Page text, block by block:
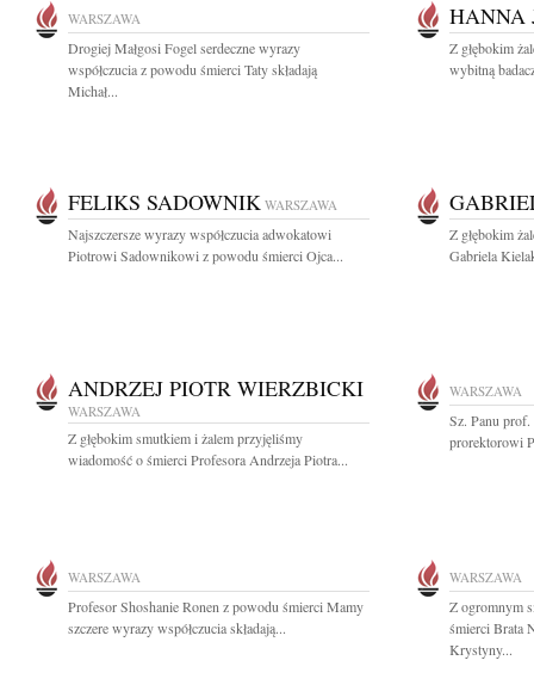
WARSZAWA
Drogiej Małgosi Fogel serdeczne wyrazy
współczucia z powodu śmierci Taty składają
Michał...
HANNA
Z głębokim
wybitną
FELIKS SADOWNIK WARSZAWA
Najszczersze wyrazy współczucia adwokatowi
Piotrowi Sadownikowi z powodu śmierci Ojca...
Z głębokim
Gabriela
ANDRZEJ PIOTR WIERZBICKI
WARSZAWA
Z głębokim smutkiem i żalem przyjęliśmy
wiadomość o śmierci Profesora Andrzeja Piotra...
WARSZAWA
Sz. Panu
prorektorowi
WARSZAWA
Profesor Shoshanie Ronen z powodu śmierci Mamy
szczere wyrazy współczucia składają...
WARSZAWA
Z ogromnym
śmierci Brata
Krystyny...